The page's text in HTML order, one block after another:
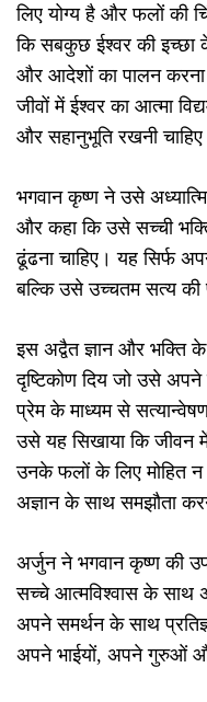
लिए योग्य है और फलों की
कि सबकुछ ईश्वर की इच्छा
और आदेशों का पालन करना
जीवों में ईश्वर का आत्मा
और सहानुभूति रखनी
भगवान कृष्ण ने उसे
और कहा कि उसे सच्ची
ढूंढना चाहिए। यह सिर्फ
बल्कि उसे उच्चतम सत्य की
इस अद्वैत ज्ञान और भक्ति
दृष्टिकोण दिय जो उसे
प्रेम के माध्यम से
उसे यह सिखाया कि जीवन
उनके फलों के लिए मोहित
अज्ञान के साथ समझौता
अर्जुन ने भगवान कृष्ण की
सच्चे आत्मविश्वास के साथ
अपने समर्थन के साथ
अपने भाईयों, अपने गुरुओं